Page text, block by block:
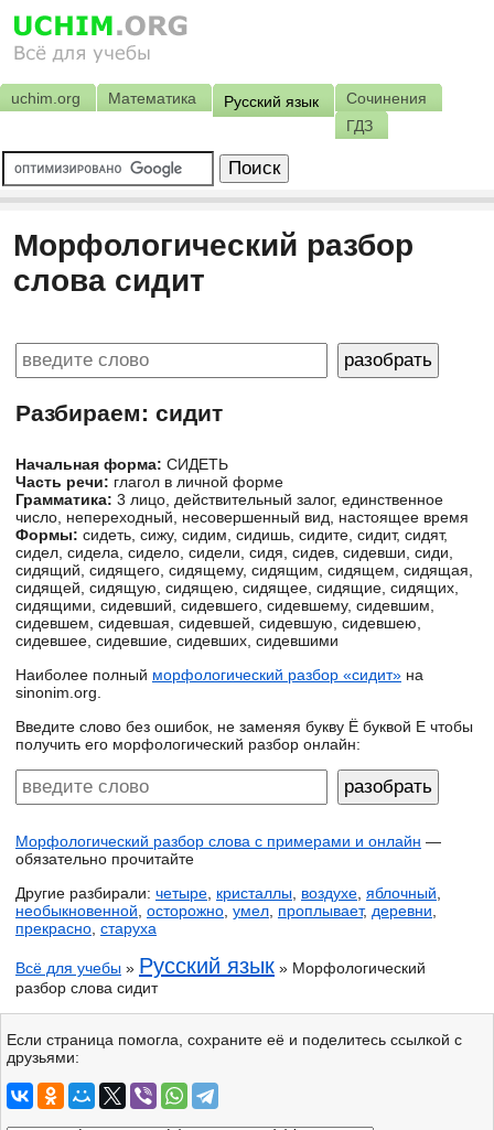
uchim.org Математика Русский язык
Сочинения
ГДЗ
Морфологический разбор
слова сидит
Разбираем: сидит
Начальная форма: СИДЕТЬ
Часть речи: глагол в личной форме
Грамматика: 3 лицо, действительный залог, единственное
число, непереходный, несовершенный вид, настоящее время
Формы: сидеть, сижу, сидим, сидишь, сидите, сидит, сидят,
сидел, сидела, сидело, сидели, сидя, сидев, сидевши, сиди,
сидящий, сидящего, сидящему, сидящим, сидящем, сидящая,
сидящей, сидящую, сидящею, сидящее, сидящие, сидящих,
сидящими, сидевший, сидевшего, сидевшему, сидевшим,
сидевшем, сидевшая, сидевшей, сидевшую, сидевшею,
сидевшее, сидевшие, сидевших, сидевшими
Наиболее полный морфологический разбор «сидит» на
sinonim.org.
Введите слово без ошибок, не заменяя букву Ё буквой Е чтобы
получить его морфологический разбор онлайн:
Морфологический разбор слова с примерами и онлайн —
обязательно прочитайте
Другие разбирали: четыре кристаллы воздухе яблочный
необыкновенной осторожно умел проплывает, деревни
прекрасно старуха
Всё для учебы » Русский язык » Морфологический
разбор слова сидит
Если страница помогла, сохраните её и поделитесь ссылкой с
друзьями: